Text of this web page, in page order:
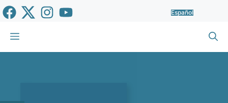
Saltar
al
contenido
Español
Menú